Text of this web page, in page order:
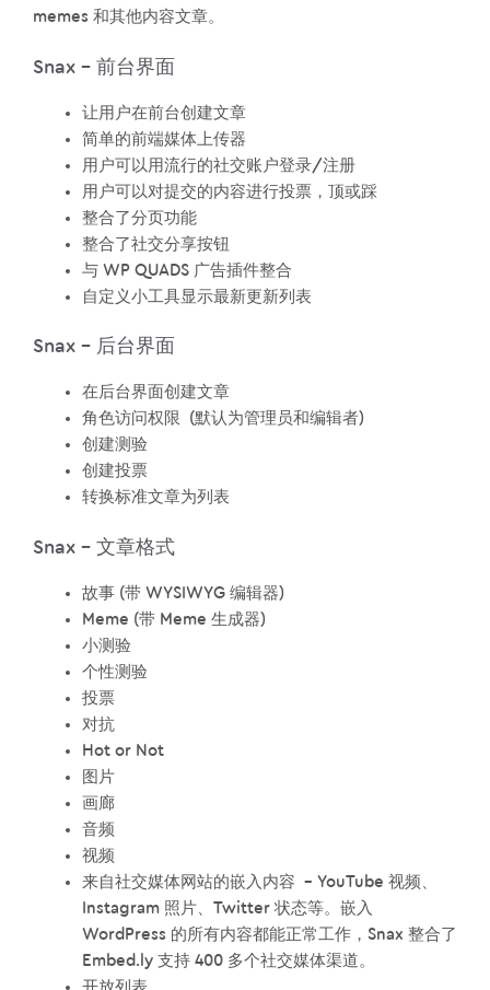
memes 和其他内容文章。
Snax – 前台界面
让用户在前台创建文章
简单的前端媒体上传器
用户可以用流行的社交账户登录/注册
用户可以对提交的内容进行投票，顶或踩
整合了分页功能
整合了社交分享按钮
与 WP QUADS 广告插件整合
自定义小工具显示最新更新列表
Snax – 后台界面
在后台界面创建文章
角色访问权限 (默认为管理员和编辑者)
创建测验
创建投票
转换标准文章为列表
Snax – 文章格式
故事 (带 WYSIWYG 编辑器)
Meme (带 Meme 生成器)
小测验
个性测验
投票
对抗
Hot or Not
图片
画廊
音频
视频
来自社交媒体网站的嵌入内容 – YouTube 视频、
Instagram 照片、Twitter 状态等。嵌入
WordPress 的所有内容都能正常工作，Snax 整合了
Embed.ly 支持 400 多个社交媒体渠道。